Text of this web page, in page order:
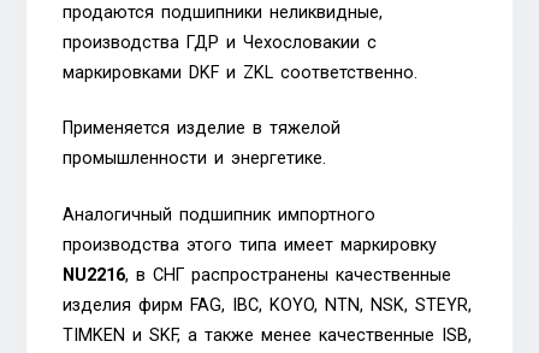
продаются подшипники неликвидные,
производства ГДР и Чехословакии с
маркировками DKF и ZKL соответственно.
Применяется изделие в тяжелой
промышленности и энергетике.
Аналогичный подшипник импортного
производства этого типа имеет маркировку
NU2216, в СНГ распространены качественные
изделия фирм FAG, IBC, KOYO, NTN, NSK, STEYR,
TIMKEN и SKF, а также менее качественные ISB,